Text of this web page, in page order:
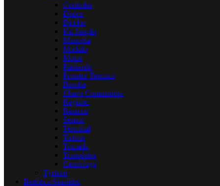
Controler
Dedos
Diodos
Kit Junção
Manopla
Modulo
Motor
Platinado
Protetor Termico
Bomba
Chave Comutadora
Registro
Resistor
Sensor
Terminal
Tiristor
Tomada
Transdutor
Centrifugo
Tyristor
Botões e Sinaleiro